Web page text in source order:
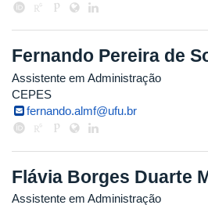
Fernando Pereira de
Assistente em Administração
CEPES
fernando.almf@ufu.br
Flávia Borges Duarte
Assistente em Administração